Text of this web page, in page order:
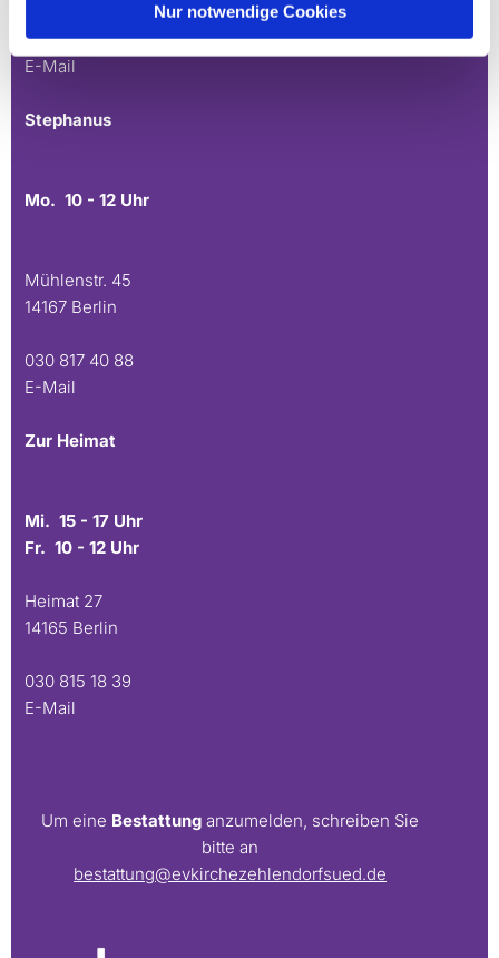
Nur notwendige Cookies
030 815 45 54
E-Mail
Stephanus
Mo. 10 - 12 Uhr
Mühlenstr. 45
14167 Berlin
030 817 40 88
E-Mail
Zur Heimat
Mi. 15 - 17 Uhr
Fr. 10 - 12 Uhr
Heimat 27
14165 Berlin
030 815 18 39
E-Mail
Um eine Bestattung anzumelden, schreiben Sie
bitte an
bestattung@evkirchezehlendorfsued.de